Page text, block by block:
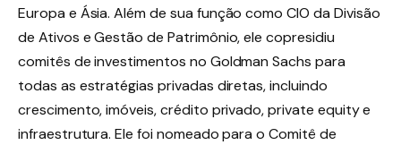
Europa e Ásia. Além de sua função como CIO da Divisão
de Ativos e Gestão de Patrimônio, ele copresidiu
comitês de investimentos no Goldman Sachs para
todas as estratégias privadas diretas, incluindo
crescimento, imóveis, crédito privado, private equity e
infraestrutura. Ele foi nomeado para o Comitê de